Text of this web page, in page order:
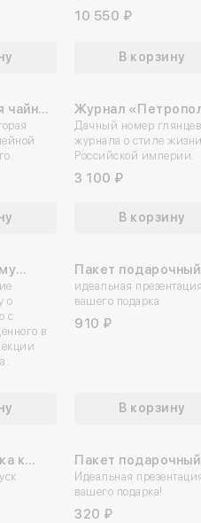
10 550 ₽
В корзину
чайная
Журнал
№004
Дачный номер
журнала о стиле жизни
Российской империи.
3 100 ₽
В корзину
о
с
в
Пакет подарочный
«Какой восторг!»
идеальная
вашего подарка
910 ₽
В корзину
к
Пакет подарочный
«Только верить!»
Идеальная
вашего подарка!
320 ₽